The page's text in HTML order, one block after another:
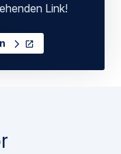
Link!